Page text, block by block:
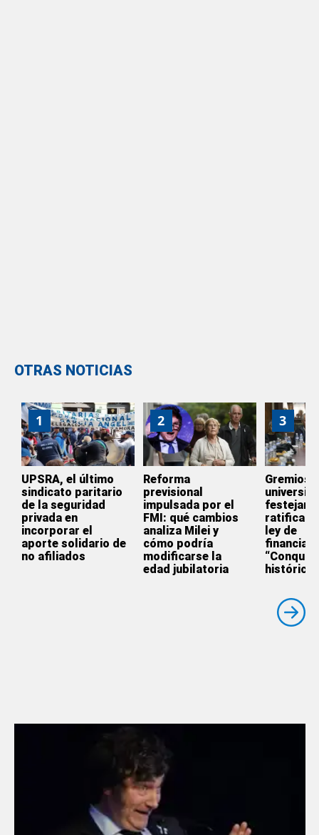
OTRAS NOTICIAS
1
UPSRA, el último
sindicato paritario
de la seguridad
privada en
incorporar el
aporte solidario de
no afiliados
2
Reforma
previsional
impulsada por el
FMI: qué cambios
analiza Milei y
cómo podría
modificarse la
edad jubilatoria
3
Gremios
festejan
ley de
histórica”